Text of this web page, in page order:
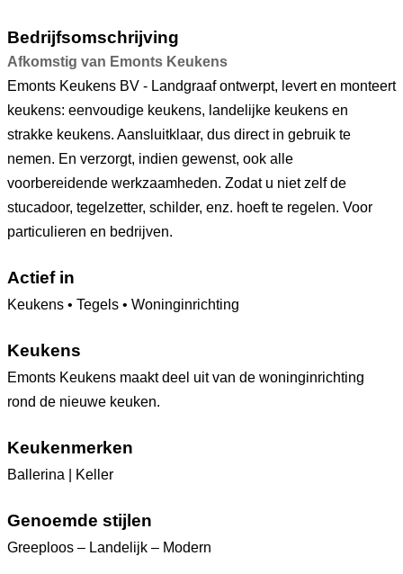
Bedrijfsomschrijving
Afkomstig van Emonts Keukens
Emonts Keukens BV - Landgraaf ontwerpt, levert en monteert
keukens: eenvoudige keukens, landelijke keukens en
strakke keukens. Aansluitklaar, dus direct in gebruik te
nemen. En verzorgt, indien gewenst, ook alle
voorbereidende werkzaamheden. Zodat u niet zelf de
stucadoor, tegelzetter, schilder, enz. hoeft te regelen. Voor
particulieren en bedrijven.
Actief in
Keukens • Tegels • Woninginrichting
Keukens
Emonts Keukens maakt deel uit van de woninginrichting
rond de nieuwe keuken.
Keukenmerken
Ballerina | Keller
Genoemde stijlen
Greeploos – Landelijk – Modern